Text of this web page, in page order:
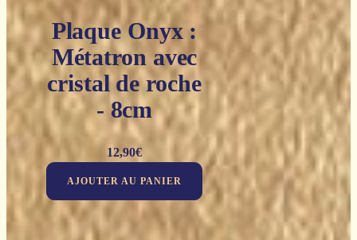
Plaque Onyx :
Métatron avec
cristal de roche
- 8cm
12,90€
AJOUTER AU PANIER